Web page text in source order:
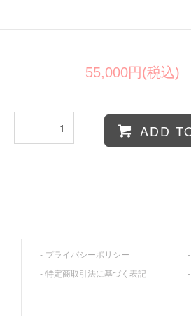
55,000円(税込)
ADD
プライバシーポリシー
特定商取引法に基づく表記